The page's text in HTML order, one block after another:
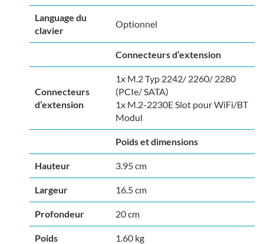
Language du
clavier
Optionnel
Connecteurs d’extension
Connecteurs
d’extension
1x M.2 Typ 2242/ 2260/ 2280
(PCIe/ SATA)
1x M.2-2230E Slot pour WiFi/BT
Modul
Poids et dimensions
Hauteur 3.95 cm
Largeur 16.5 cm
Profondeur 20 cm
Poids 1.60 kg